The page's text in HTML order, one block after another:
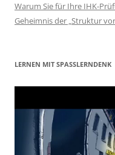
Warum Sie für Ihre IHK-
Geheimnis der „Struktur
LERNEN MIT SPASSLERNDENK